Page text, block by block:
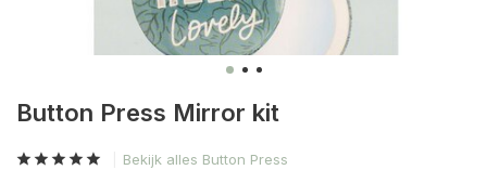
Button Press Mirror kit
Bekijk alles Button Press